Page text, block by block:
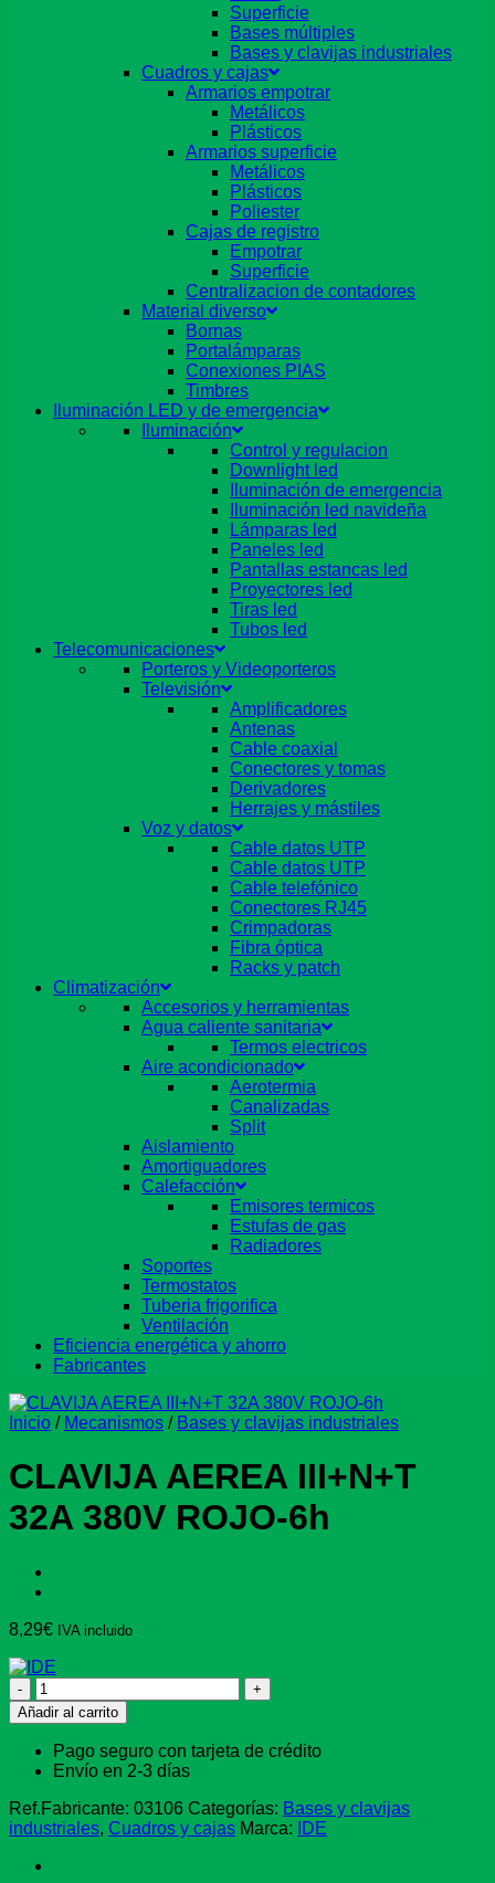
Superficie
Bases múltiples
Bases y clavijas industriales
Cuadros y cajas
Armarios empotrar
Metálicos
Plásticos
Armarios superficie
Metálicos
Plásticos
Poliester
Cajas de registro
Empotrar
Superficie
Centralizacion de contadores
Material diverso
Bornas
Portalámparas
Conexiones PIAS
Timbres
Iluminación LED y de emergencia
Iluminación
Control y regulacion
Downlight led
Iluminación de emergencia
Iluminación led navideña
Lámparas led
Paneles led
Pantallas estancas led
Proyectores led
Tiras led
Tubos led
Telecomunicaciones
Porteros y Videoporteros
Televisión
Amplificadores
Antenas
Cable coaxial
Conectores y tomas
Derivadores
Herrajes y mástiles
Voz y datos
Cable datos UTP
Cable datos UTP
Cable telefónico
Conectores RJ45
Crimpadoras
Fibra óptica
Racks y patch
Climatización
Accesorios y herramientas
Agua caliente sanitaria
Termos electricos
Aire acondicionado
Aerotermia
Canalizadas
Split
Aislamiento
Amortiguadores
Calefacción
Emisores termicos
Estufas de gas
Radiadores
Soportes
Termostatos
Tuberia frigorifica
Ventilación
Eficiencia energética y ahorro
Fabricantes
Inicio / Mecanismos / Bases y clavijas industriales
CLAVIJA AEREA III+N+T
32A 380V ROJO-6h
8,29€ IVA incluido
CLAVIJA
AEREA
III+N+T
32A
380V
6h
cantidad
Añadir al carrito
Pago seguro con tarjeta de crédito
Envío en 2-3 días
Ref.Fabricante: 03106 Categorías: Bases y clavijas
industriales, Cuadros y cajas Marca: IDE